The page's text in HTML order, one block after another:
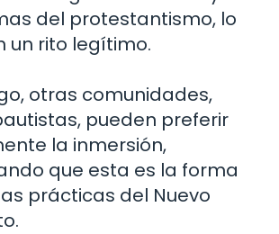
del protestantismo, lo
un rito legítimo.
otras comunidades,
pueden preferir
la inmersión,
que esta es la forma
prácticas del Nuevo